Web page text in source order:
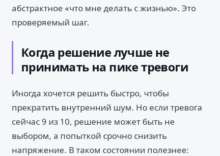
абстрактное «что мне делать с жизнью». Это
проверяемый шаг.
Когда решение лучше не
принимать на пике тревоги
Иногда хочется решить быстро, чтобы
прекратить внутренний шум. Но если тревога
сейчас 9 из 10, решение может быть не
выбором, а попыткой срочно снизить
напряжение. В таком состоянии полезнее: